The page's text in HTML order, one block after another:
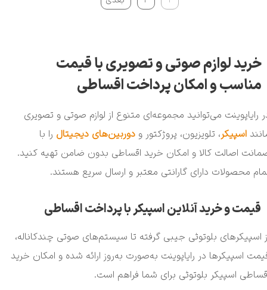
خرید لوازم صوتی و تصویری با قیمت
مناسب و امکان پرداخت اقساطی
رایاپوینت می‌توانید مجموعه‌ای متنوع از لوازم صوتی و تصویری
اسپیکر، تلویزیون، پروژکتور ودوربین‌های دیجیتال را با
اصالت کالا و امکان خرید اقساطی بدون ضامن تهیه کنید.
محصولات دارای گارانتی معتبر و ارسال سریع هستند.
قیمت و خرید آنلاین اسپیکر با پرداخت اقساطی
اسپیکرهای بلوتوثی جیبی گرفته تا سیستم‌های صوتی چندکاناله،
اسپیکر‌ها در رایاپوینت به‌صورت به‌روز ارائه شده و امکان خرید
اسپیکر بلوتوثی برای شما فراهم است.